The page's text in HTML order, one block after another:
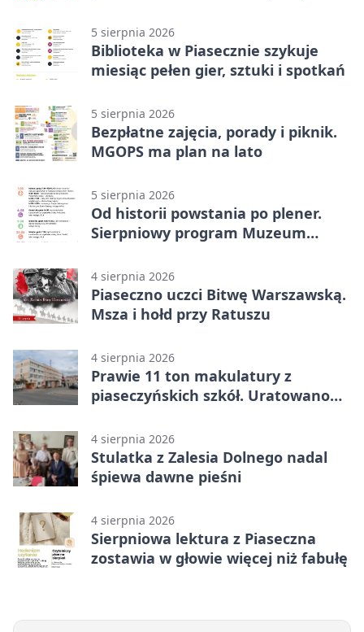
5 sierpnia 2026
Biblioteka w Piasecznie szykuje
miesiąc pełen gier, sztuki i spotkań
5 sierpnia 2026
Bezpłatne zajęcia, porady i piknik.
MGOPS ma plan na lato
5 sierpnia 2026
Od historii powstania po plener.
Sierpniowy program Muzeum
4 sierpnia 2026
Piaseczno uczci Bitwę Warszawską.
Msza i hołd przy Ratuszu
4 sierpnia 2026
Prawie 11 ton makulatury z
piaseczyńskich szkół. Uratowano
4 sierpnia 2026
Stulatka z Zalesia Dolnego nadal
śpiewa dawne pieśni
4 sierpnia 2026
Sierpniowa lektura z Piaseczna
zostawia w głowie więcej niż fabułę